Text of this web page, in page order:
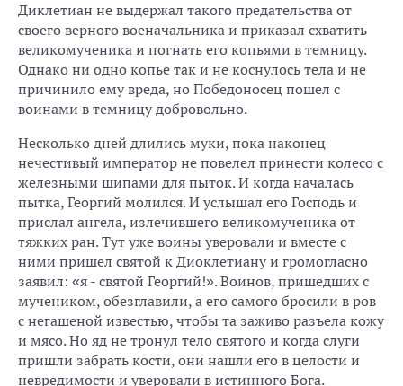
Диклетиан не выдержал такого предательства от
своего верного военачальника и приказал схватить
великомученика и погнать его копьями в темницу.
Однако ни одно копье так и не коснулось тела и не
причинило ему вреда, но Победоносец пошел с
воинами в темницу добровольно.
Несколько дней длились муки, пока наконец
нечестивый император не повелел принести колесо с
железными шипами для пыток. И когда началась
пытка, Георгий молился. И услышал его Господь и
прислал ангела, излечившего великомученика от
тяжких ран. Тут уже воины уверовали и вместе с
ними пришел святой к Диоклетиану и громогласно
заявил: «я - святой Георгий!». Воинов, пришедших с
мучеником, обезглавили, а его самого бросили в ров
с негашеной известью, чтобы та заживо разъела кожу
и мясо. Но яд не тронул тело святого и когда слуги
пришли забрать кости, они нашли его в целости и
невредимости и уверовали в истинного Бога.